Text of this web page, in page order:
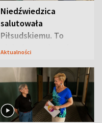
Niedźwiedzica
salutowała
Piłsudskiemu. To
niejedyna tajemnica
Aktualności